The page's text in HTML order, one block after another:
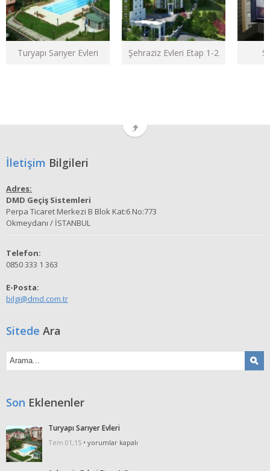
Turyapı Sarıyer Evleri Şehraziz Evleri Etap 1-2
İletişim Bilgileri
Adres:
DMD Geçiş Sistemleri
Perpa Ticaret Merkezi B Blok Kat:6 No:773
Okmeydanı / İSTANBUL
Telefon:
0850 333 1 363
E-Posta:
bilgi@dmd.com.tr
Sitede Ara
Son Eklenenler
Turyapı Sarıyer Evleri
Tem 01,15 • Turyapı
yorumlar kapalı